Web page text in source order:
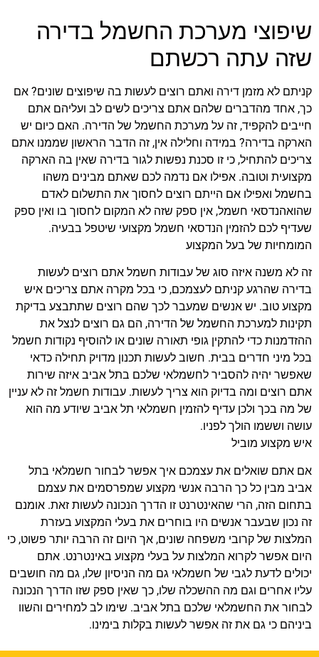
שיפוצי מערכת החשמל בדירה
שזה עתה רכשתם
קניתם לא מזמן דירה ואתם רוצים לעשות בה שיפוצים שונים? אם
כך, אחד מהדברים שלהם אתם צריכים לשים לב ועליהם אתם
חייבים להקפיד, זה על מערכת החשמל של הדירה. האם כיום יש
הארקה בדירה? במידה וחלילה אין, זה הדבר הראשון שממנו אתם
צריכים להתחיל, כי זו סכנת נפשות לגור בדירה שאין בה הארקה
מקצועית וטובה. אפילו אם נדמה לכם שאתם מבינים משהו
בחשמל ואפילו אם הייתם רוצים לחסוך את התשלום לאדם
שהואהנדסאי חשמל, אין ספק שזה לא המקום לחסוך בו ואין ספק
שעדיף לכם להזמין הנדסאי חשמל מקצועי שיטפל בבעיה.
המומחיות של בעל המקצוע
זה לא משנה איזה סוג של עבודות חשמל אתם רוצים לעשות
בדירה שהרגע קניתם לעצמכם, כי בכל מקרה אתם צריכים איש
מקצוע טוב. יש אנשים שמעבר לכך שהם רוצים שתתבצע בדיקת
תקינות למערכת החשמל של הדירה, הם גם רוצים לנצל את
ההזדמנות כדי להתקין גופי תאורה שונים או להוסיף נקודות חשמל
בכל מיני חדרים בבית. חשוב לעשות תכנון מדויק תחילה כדאי
שאפשר יהיה להסביר לחשמלאי שלכם בתל אביב איזה שירות
אתם רוצים ומה בדיוק הוא צריך לעשות. עבודות חשמל זה לא עניין
של מה בכך ולכן עדיף להזמין חשמלאי תל אביב שיודע מה הוא
עושה וששמו הולך לפניו.
איש מקצוע מוביל
אם אתם שואלים את עצמכם איך אפשר לבחור חשמלאי בתל
אביב מבין כל כך הרבה אנשי מקצוע שמפרסמים את עצמם
בתחום הזה, הרי שהאינטרנט זו הדרך הנכונה לעשות זאת. אומנם
זה נכון שבעבר אנשים היו בוחרים את בעלי המקצוע בעזרת
המלצות של קרובי משפחה שונים, אך היום זה הרבה יותר פשוט, כי
היום אפשר לקרוא המלצות על בעלי מקצוע באינטרנט. אתם
יכולים לדעת לגבי של חשמלאי גם מה הניסיון שלו, גם מה חושבים
עליו אחרים וגם מה ההשכלה שלו, כך שאין ספק שזו הדרך הנכונה
לבחור את החשמלאי שלכם בתל אביב. שימו לב למחירים והשוו
ביניהם כי גם את זה אפשר לעשות בקלות בימינו.